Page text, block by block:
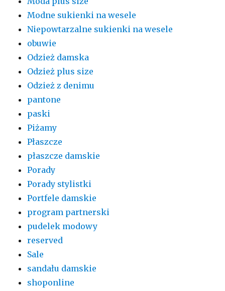
Modne sukienki na wesele
Niepowtarzalne sukienki na wesele
obuwie
Odzież damska
Odzież plus size
Odzież z denimu
pantone
paski
Piżamy
Płaszcze
płaszcze damskie
Porady
Porady stylistki
Portfele damskie
program partnerski
pudelek modowy
reserved
Sale
sandału damskie
shoponline